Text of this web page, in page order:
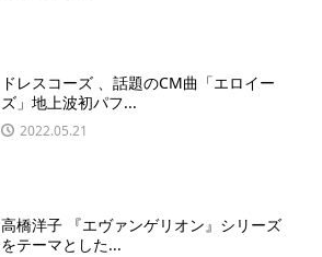
ドレスコーズ 、話題のCM曲「エロイー
ズ」地上波初パフ...
2022.05.21
高橋洋子 『エヴァンゲリオン』シリーズ
をテーマとした...